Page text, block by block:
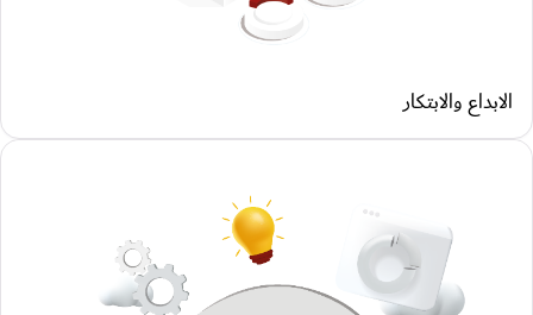
الابداع والابتكار